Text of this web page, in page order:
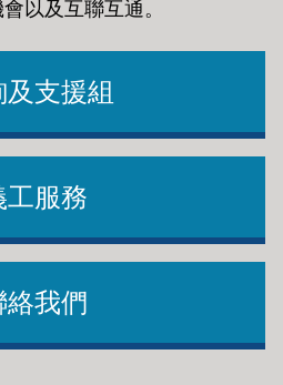
以及互聯互通 。
及支援組
工服務
絡我們